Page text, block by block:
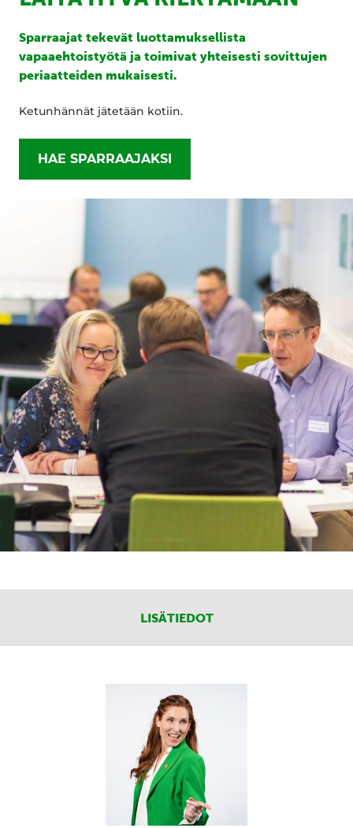
Sparraajat tekevät luottamuksellista
vapaaehtoistyötä ja toimivat yhteisesti sovittujen
periaatteiden mukaisesti.
Ketunhännät jätetään kotiin.
HAE SPARRAAJAKSI
LISÄTIEDOT